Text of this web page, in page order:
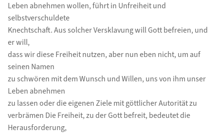
Leben abnehmen wollen, führt in Unfreiheit und
selbstverschuldete
Knechtschaft. Aus solcher Versklavung will Gott befreien, und
er will,
dass wir diese Freiheit nutzen, aber nun eben nicht, um auf
seinen Namen
zu schwören mit dem Wunsch und Willen, uns von ihm unser
Leben abnehmen
zu lassen oder die eigenen Ziele mit göttlicher Autorität zu
verbrämen Die Freiheit, zu der Gott befreit, bedeutet die
Herausforderung,